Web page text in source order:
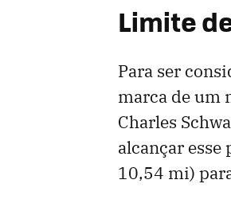
Limite
Para ser
marca de um
Charles
alcançar esse
10,54 mi)